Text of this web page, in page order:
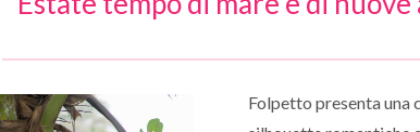
Folpetto presenta una